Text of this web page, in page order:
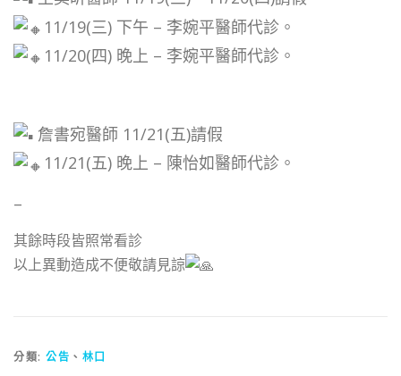
11/19(三) 下午 – 李婉平醫師代診。
11/20(四) 晚上 – 李婉平醫師代診。
詹書宛醫師 11/21(五)請假
11/21(五) 晚上 – 陳怡如醫師代診。
–
其餘時段皆照常看診
以上異動造成不便敬請見諒
分類: 公告 、 林口